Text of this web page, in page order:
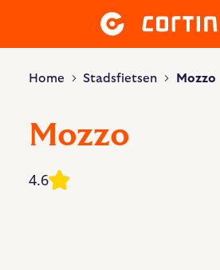
Home Stadsfietsen Mozzo
Mozzo
4.6